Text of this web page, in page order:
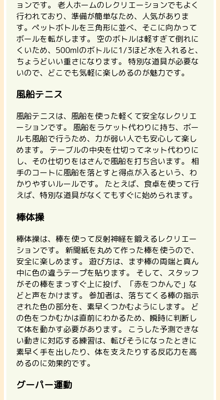
ョンです。
老人ホームのレクリエーションでもよく
行われており、準備が簡単なため、人気がありま
す。ペットボトルを三角形に並べ、そこに向かって
ボールを転がします。 空のボトルは軽すぎて倒れに
くいため、500mlのボトルに1/3ほど水を入れると、
ちょうどいい重さになります。 特別な道具が必要な
いので、どこでも気軽に楽しめるのが魅力です。
風船テニス
風船テニスは、風船を使った軽くて安全なレクリエ
ーションです。
風船をラケット代わりに持ち、ボー
ルも風船で行うため、力が弱い人でも安心して楽し
めます。 テーブルの中央を仕切ってネット代わりに
し、その仕切りをはさんで風船を打ち合います。 相
手のコートに風船を落とすと得点が入るという、わ
かりやすいルールです。
たとえば、食卓を使って行
えば、特別な道具がなくてもすぐに始められます。
棒体操
棒体操は、棒を使って反射神経を鍛えるレクリエー
ションです。
新聞紙を丸めて作った棒を使うので、
安全に楽しめます。 遊び方は、まず棒の両端と真ん
中に色の違うテープを貼ります。 そして、スタッフ
がその棒をまっすぐ上に投げ、「赤をつかんで」な
どと声をかけます。 参加者は、落ちてくる棒の指示
された色の部分を、素早くつかむようにします。 ど
の色をつかむかは直前にわかるため、瞬時に判断し
て体を動かす必要があります。 こうした予測できな
い動きに対応する練習は、転びそうになったときに
素早く手を出したり、体を支えたりする反応力を高
めるのに効果的です。
グーパー運動